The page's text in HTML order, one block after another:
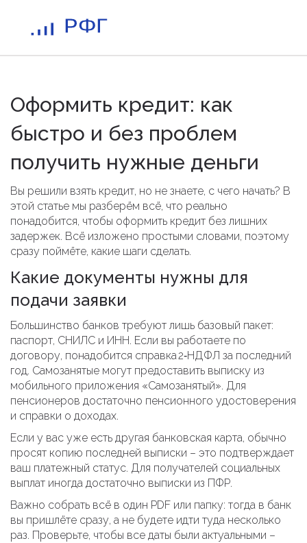
Оформить кредит: как
быстро и без проблем
получить нужные деньги
Вы решили взять кредит, но не знаете, с чего начать? В
этой статье мы разберём всё, что реально
понадобится, чтобы оформить кредит без лишних
задержек. Всё изложено простыми словами, поэтому
сразу поймёте, какие шаги сделать.
Какие документы нужны для
подачи заявки
Большинство банков требуют лишь базовый пакет:
паспорт, СНИЛС и ИНН. Если вы работаете по
договору, понадобится справка 2‑НДФЛ за последний
год. Самозанятые могут предоставить выписку из
мобильного приложения «Самозанятый». Для
пенсионеров достаточно пенсионного удостоверения
и справки о доходах.
Если у вас уже есть другая банковская карта, обычно
просят копию последней выписки – это подтверждает
ваш платежный статус. Для получателей социальных
выплат иногда достаточно выписки из ПФР.
Важно собрать всё в один PDF или папку: тогда в банк
вы пришлёте сразу, а не будете идти туда несколько
раз. Проверьте, чтобы все даты были актуальными –